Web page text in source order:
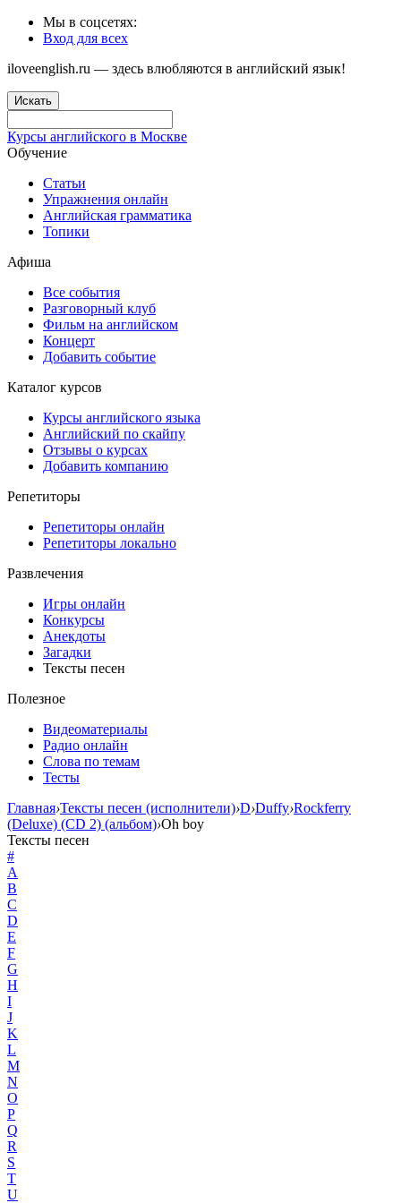
Мы в соцсетях:
Вход для всех
iloveenglish.ru — здесь влюбляются в английский язык!
Искать
Курсы английского в Москве
Обучение
Статьи
Упражнения онлайн
Английская грамматика
Топики
Афиша
Все события
Разговорный клуб
Фильм на английском
Концерт
Добавить событие
Каталог курсов
Курсы английского языка
Английский по скайпу
Отзывы о курсах
Добавить компанию
Репетиторы
Репетиторы онлайн
Репетиторы локально
Развлечения
Игры онлайн
Конкурсы
Анекдоты
Загадки
Тексты песен
Полезное
Видеоматериалы
Радио онлайн
Слова по темам
Тесты
Главная›Тексты песен (исполнители)›D›Duffy›Rockferry
(Deluxe) (CD 2) (альбом)›Oh boy
Тексты песен
#
A
B
C
D
E
F
G
H
I
J
K
L
M
N
O
P
Q
R
S
T
U